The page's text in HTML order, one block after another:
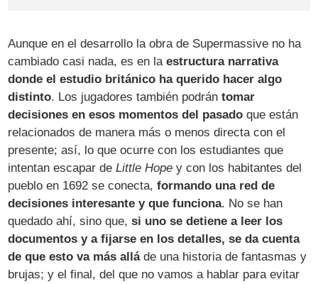
Aunque en el desarrollo la obra de Supermassive no ha
cambiado casi nada, es en laestructura narrativa
donde el estudio británico ha querido hacer algo
distinto. Los jugadores también podrántomar
decisiones en esos momentos del pasado que están
relacionados de manera más o menos directa con el
presente; así, lo que ocurre con los estudiantes que
intentan escapar deLittle Hope y con los habitantes del
pueblo en 1692 se conecta,formando una red de
decisiones interesante y que funciona. No se han
quedado ahí, sino que, si uno se detiene a leer los
documentos y a fijarse en los detalles, se da cuenta
de que esto va más alláde una historia de fantasmas y
brujas; y el final, del que no vamos a hablar para evitar